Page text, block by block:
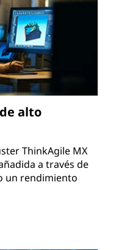
alto
ThinkAgile MX
a través de
un rendimiento